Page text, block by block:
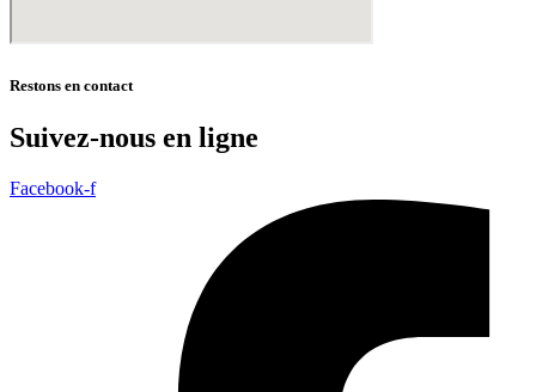
Restons en contact
Suivez-nous en ligne
Facebook-f